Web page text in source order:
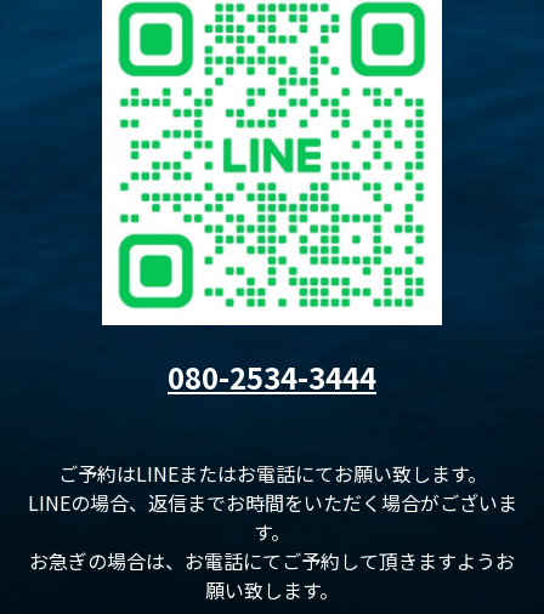
080-2534-3444
ご予約はLINEまたはお電話にてお願い致します。
LINEの場合、返信までお時間をいただく場合がございま
す。
お急ぎの場合は、お電話にてご予約して頂きますようお
願い致します。